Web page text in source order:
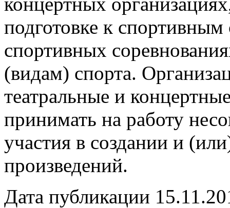
подготовке к
спортивных
(видам) спорта.
театральные и
принимать на работу
участия в создании и
произведений.
Дата публикации